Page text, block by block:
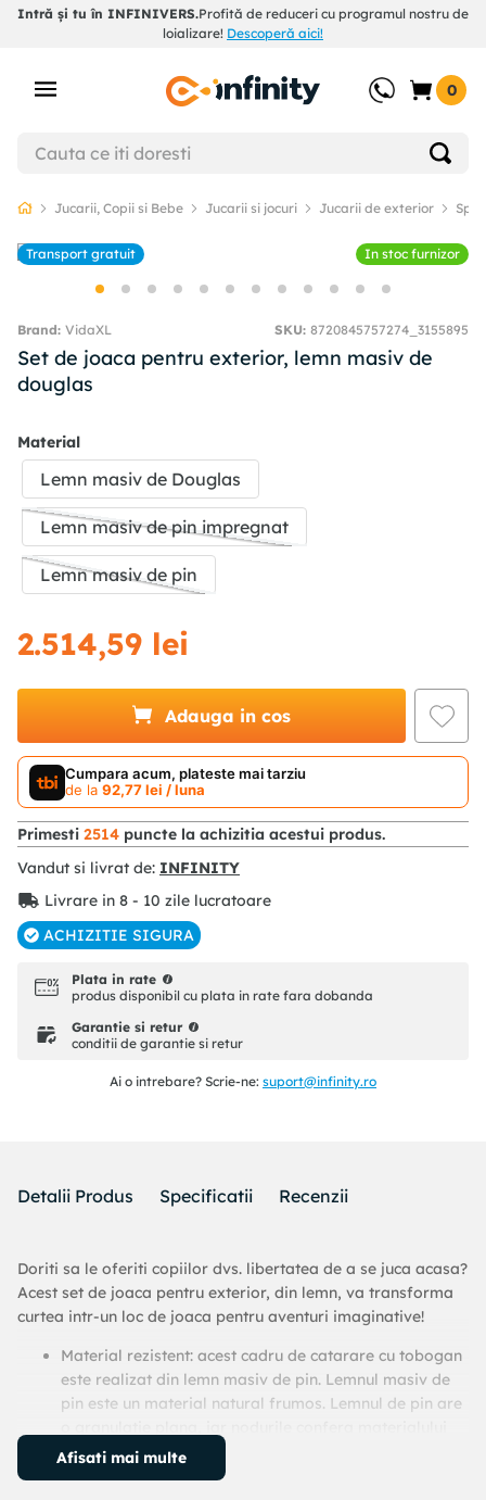
Intră și tu în INFINIVERS.Profită de reduceri cu programul nostru de
loializare! Descoperă aici!
0
Jucarii, Copii si Bebe Jucarii si jocuri Jucarii de exterior
Transport gratuit In stoc furnizor
VidaXL SKU: 8720845757274_3155895
Set de joaca pentru exterior, lemn masiv de
douglas
Material
Lemn masiv de Douglas
Lemn masiv de pin impregnat
Lemn masiv de pin
2.514,59 lei
Adauga in cos
Cumpara acum, plateste mai tarziu
de la 92,77 lei / luna
Primesti 2514 puncte la achizitia acestui produs.
Vandut si livrat de: INFINITY
Livrare in 8 - 10 zile lucratoare
ACHIZITIE SIGURA
Plata in rate
produs disponibil cu plata in rate fara dobanda
Garantie si retur
conditii de garantie si retur
Ai o intrebare? Scrie-ne: suport@infinity.ro
Detalii Produs Specificatii Recenzii
Doriti sa le oferiti copiilor dvs. libertatea de a se juca acasa?
Acest set de joaca pentru exterior, din lemn, va transforma
curtea intr-un loc de joaca pentru aventuri imaginative!
Material rezistent: acest cadru de catarare cu tobogan
este realizat din lemn masiv de pin. Lemnul masiv de
pin este un material natural frumos. Lemnul de pin are
unicitate si un aspect rustic.
Cadru robust si stabil: Cadrul din lemn al casutei de
Afisati mai multe